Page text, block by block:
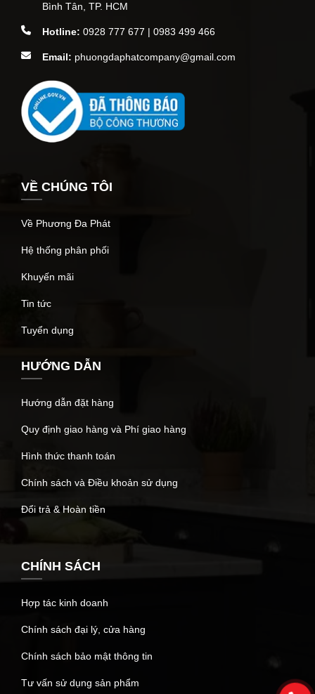
Bình Tân, TP. HCM
Hotline: 0928 777 677 | 0983 499 466
Email: phuongdaphatcompany@gmail.com
VỀ CHÚNG TÔI
Về Phương Đa Phát
Hệ thống phân phối
Khuyến mãi
Tin tức
Tuyển dụng
HƯỚNG DẪN
Hướng dẫn đặt hàng
Quy định giao hàng và Phí giao hàng
Hình thức thanh toán
Chính sách và Điều khoản sử dụng
Đổi trả & Hoàn tiền
CHÍNH SÁCH
Hợp tác kinh doanh
Chính sách đại lý, cửa hàng
Chính sách bảo mật thông tin
Tư vấn sử dụng sản phẩm